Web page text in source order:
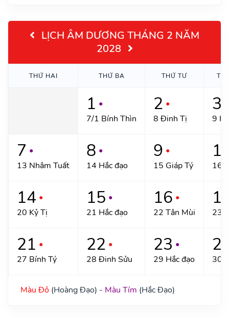
LỊCH ÂM DƯƠNG THÁNG 2 NĂM
2028
THỨ HAI THỨ BA THỨ TƯ
1 ●
7/1 Bính Thìn
2 ●
8 Đinh Tị
3
9
7 ●
13 Nhâm Tuất
8 ●
14 Hắc đạo
9 ●
15 Giáp Tý 16
14 ●
20 Kỷ Tị
15 ●
21 Hắc đạo
16 ●
22 Tân Mùi 23
21 ●
27 Bính Tý
22 ●
28 Đinh Sửu
23 ●
29 Hắc đạo 30
Màu Đỏ (Hoàng Đạo) - Màu Tím (Hắc Đạo)